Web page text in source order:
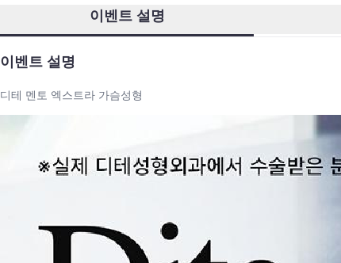
이벤트 설명
이벤트 설명
디테 멘토 엑스트라 가슴성형